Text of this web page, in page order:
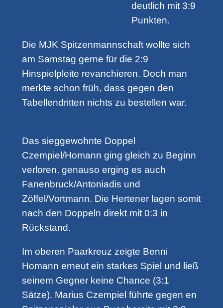
deutlich mit 3:9
Punkten.
Die MJK Spitzenmannschaft wollte sich
am Samstag gerne für die 2:9
Hinspielpleite revanchieren. Doch man
merkte schon früh, dass gegen den
Tabellendritten nichts zu bestellen war.
Das sieggewohnte Doppel
Czempiel/Homann ging gleich zu Beginn
verloren, genauso erging es auch
Fanenbruck/Antoniadis und
Zöffel/Vortmann. Die Hertener lagen somit
nach den Doppeln direkt mit 0:3 in
Rückstand.
Im oberen Paarkreuz zeigte Benni
Homann erneut ein starkes Spiel und ließ
seinem Gegner keine Chance (3:1
Sätze). Marius Czempiel führte gegen en